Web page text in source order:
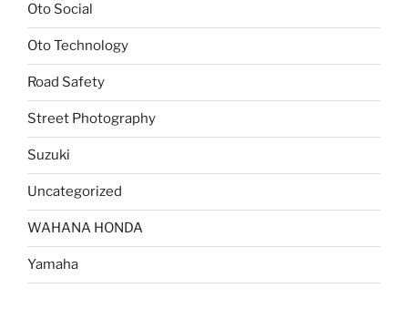
Oto Social
Oto Technology
Road Safety
Street Photography
Suzuki
Uncategorized
WAHANA HONDA
Yamaha